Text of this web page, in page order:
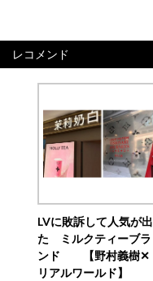
レコメンド
LVに敗訴して人気が出
た ミルクティーブラ
ンド 【野村義樹✕
リアルワールド】